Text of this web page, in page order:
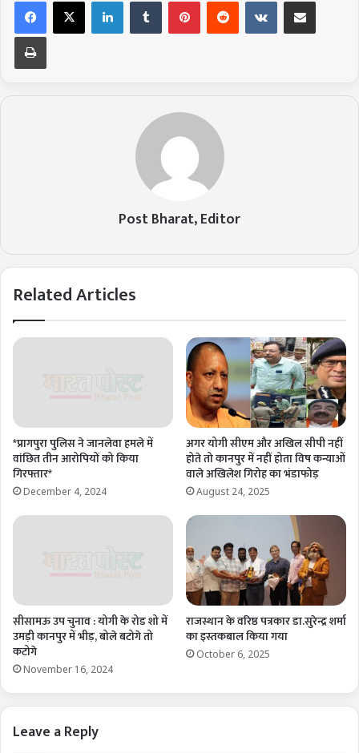
Print
Post Bharat, Editor
Related Articles
*प्रागपुरा पुलिस ने जानलेवा हमले में
वांछित तीन आरोपियों को किया
गिरफ्तार*
December 4, 2024
अगर योगी सीएम और अखिल सीपी नहीं
होते तो कानपुर में नहीं होता विष कन्याओं
वाले अखिलेश गिरोह का भंडाफोड़
August 24, 2025
सीसामऊ उप चुनाव : योगी के रोड शो में
उमड़ी कानपुर में भीड़, बोले बटोगे तो
कटोगे
November 16, 2024
राजस्थान के वरिष्ठ पत्रकार डा.सुरेन्द्र शर्मा
का इस्तकबाल किया गया
October 6, 2025
Leave a Reply